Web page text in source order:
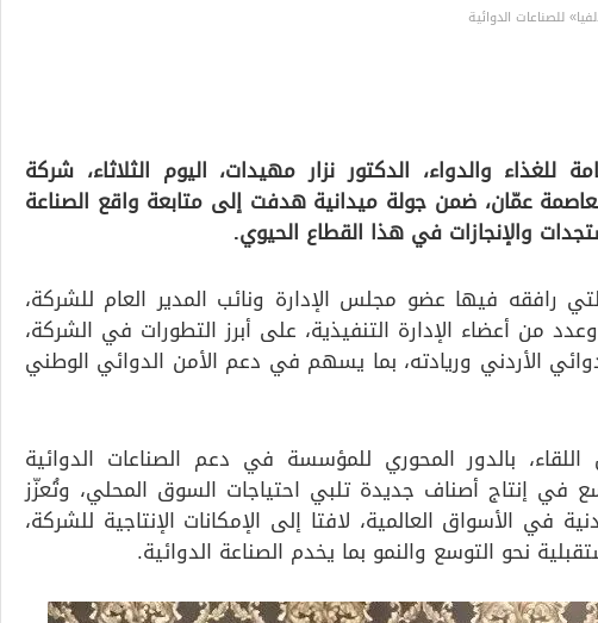
للصناعات الدوائية
والدواء، الدكتور نزار مهيدات، اليوم الثلاثاء، شركة
عمّان، ضمن جولة ميدانية هدفت إلى متابعة واقع الصناعة
والإنجازات في هذا القطاع الحيوي.
رافقه فيها عضو مجلس الإدارة ونائب المدير العام للشركة،
من أعضاء الإدارة التنفيذية، على أبرز التطورات في الشركة،
الأردني وريادته، بما يسهم في دعم الأمن الدوائي الوطني
بالدور المحوري للمؤسسة في دعم الصناعات الدوائية
في إنتاج أصناف جديدة تلبي احتياجات السوق المحلي، وتُعزّز
في الأسواق العالمية، لافتا إلى الإمكانات الإنتاجية للشركة،
نحو التوسع والنمو بما يخدم الصناعة الدوائية.